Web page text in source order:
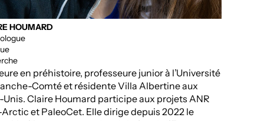
HOUMARD
en préhistoire, professeure junior à l’Université
Comté et résidente Villa Albertine aux
Unis. Claire Houmard participe aux projets ANR
et PaleoCet. Elle dirige depuis 2022 le